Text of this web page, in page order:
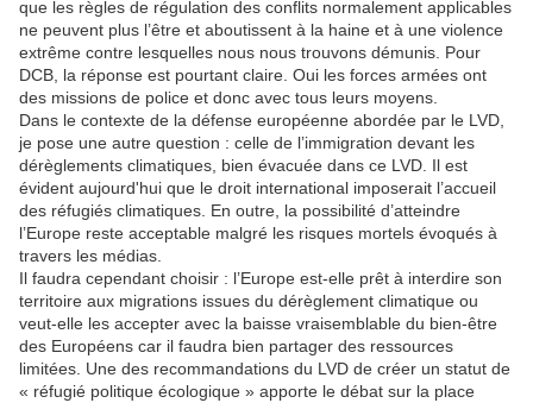
que les règles de régulation des conflits normalement applicables
ne peuvent plus l’être et aboutissent à la haine et à une violence
extrême contre lesquelles nous nous trouvons démunis. Pour
DCB, la réponse est pourtant claire. Oui les forces armées ont
des missions de police et donc avec tous leurs moyens.
Dans le contexte de la défense européenne abordée par le LVD,
je pose une autre question : celle de l’immigration devant les
dérèglements climatiques, bien évacuée dans ce LVD. Il est
évident aujourd'hui que le droit international imposerait l’accueil
des réfugiés climatiques. En outre, la possibilité d’atteindre
l’Europe reste acceptable malgré les risques mortels évoqués à
travers les médias.
Il faudra cependant choisir : l’Europe est-elle prêt à interdire son
territoire aux migrations issues du dérèglement climatique ou
veut-elle les accepter avec la baisse vraisemblable du bien-être
des Européens car il faudra bien partager des ressources
limitées. Une des recommandations du LVD de créer un statut de
« réfugié politique écologique » apporte le débat sur la place